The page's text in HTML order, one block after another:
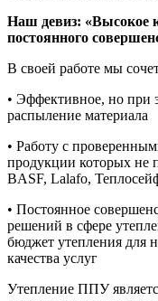
Наш девиз: «Высокое
постоянного
В своей работе мы
• Эффективное, но при
распыление материала
• Работу с
продукции которых не
BASF, Lalafo,
• Постоянное
решений в сфере
бюджет утепления для
качества услуг
Утепление ППУ